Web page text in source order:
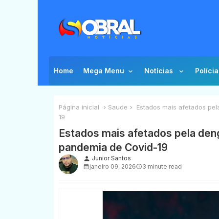
Home Mega Menu Notícias Polícia
Página inicial Saude
Estados mais afetados
19
Estados mais afetados pela
pandemia de Covid-19
person Junior Santos
janeiro 09, 2026
3 minute read